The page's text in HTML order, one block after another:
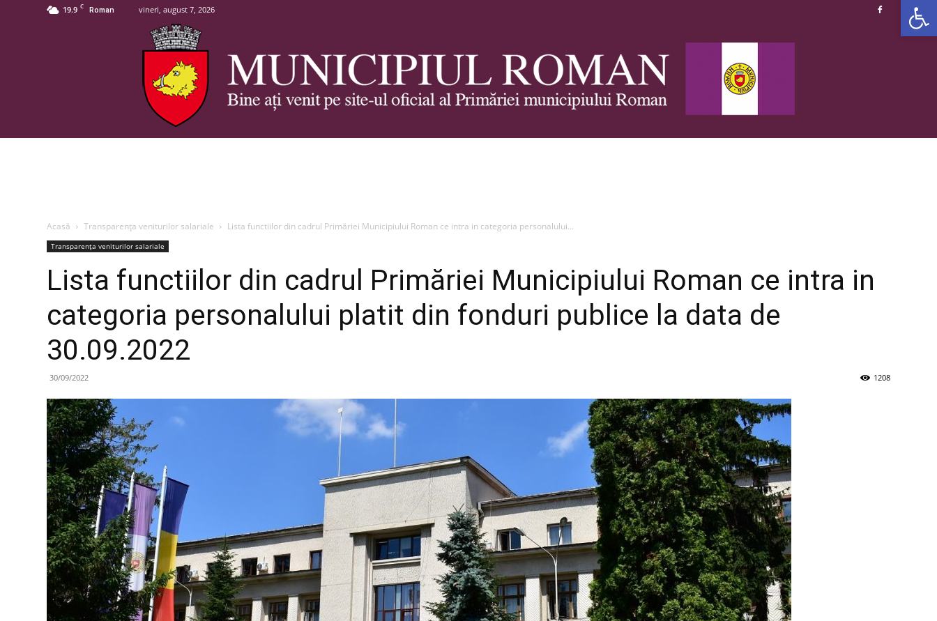
19.9 C Roman vineri, august 7, 2026
Roman
Acasă Transparența veniturilor salariale Lista functiilor din cadrul Primăriei Municipiului Roman ce intra in categoria personalului...
Transparența veniturilor salariale
Lista functiilor din cadrul Primăriei Municipiului Roman ce intra in
categoria personalului platit din fonduri publice la data de
30.09.2022
30/09/2022 1208